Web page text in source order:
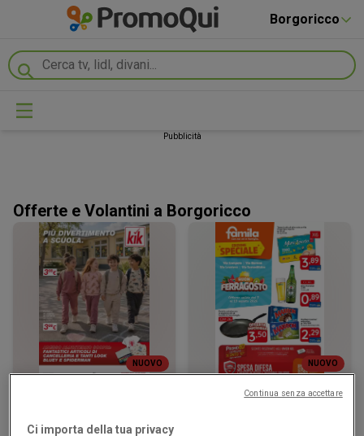
Borgoricco
Pubblicità
Offerte e Volantini a Borgoricco
NUOVO
Più divertimento a scuola
NUOVO
Famila Superstore
Ci importa della tua privacy
Continua senza accettare